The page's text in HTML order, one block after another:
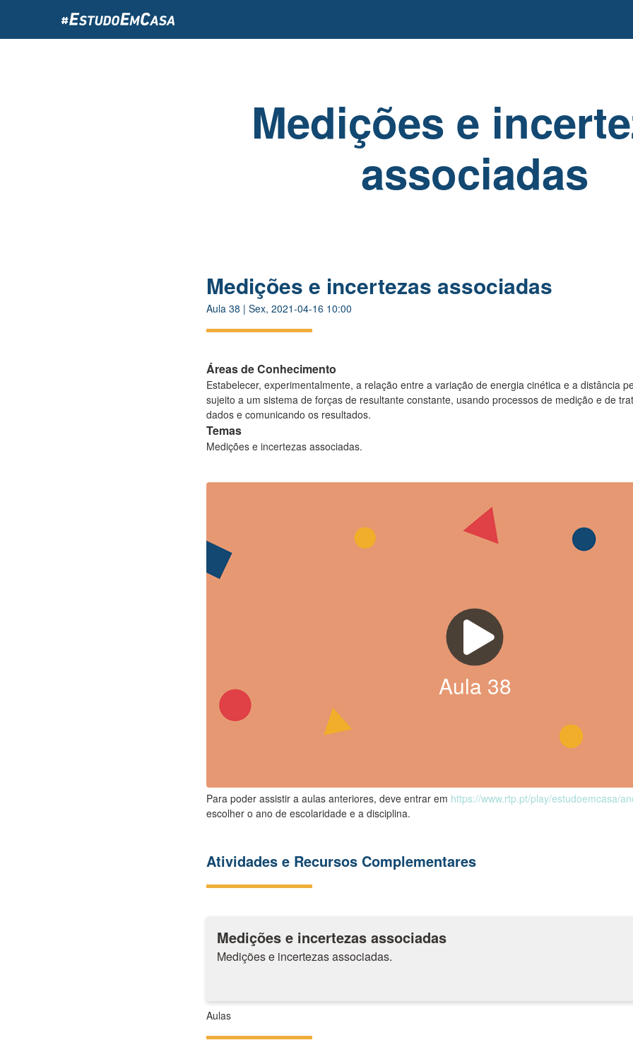
o
Medições e
associadas
Medições e incertezas associadas
Aula 38 | Sex, 2021-04-16 10:00
Áreas de Conhecimento
Estabelecer, experimentalmente, a relação entre a variação de energia cinética e a distância
sujeito a um sistema de forças de resultante constante, usando processos de medição e de
dados e comunicando os resultados.
Temas
Medições e incertezas associadas.
Aula 38
Para poder assistir a aulas anteriores, deve entrar em https://www.rtp.pt/play/estudoemcasa/
escolher o ano de escolaridade e a disciplina.
Atividades e Recursos Complementares
Medições e incertezas associadas
Medições e incertezas associadas.
Aulas